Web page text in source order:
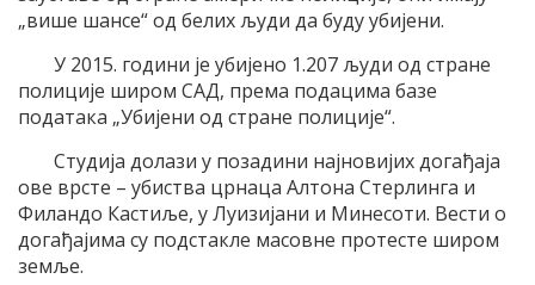
„више шансе“ од белих људи да буду убијени.
У 2015. години је убијено 1.207 људи од стране
полиције широм САД, према подацима базе
података „Убијени од стране полиције“.
Студија долази у позадини најновијих догађаја
ове врсте – убиства црнаца Алтона Стерлинга и
Филандо Кастиље, у Луизијани и Минесоти. Вести о
догађајима су подстакле масовне протесте широм
земље.